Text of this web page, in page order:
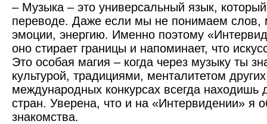
– Музыка – это универсальный язык,
переводе. Даже если мы не понимаем слов,
эмоции, энергию. Именно поэтому
оно стирает границы и напоминает, что
Это особая магия – когда через музыку ты
культурой, традициями, менталитетом
международных конкурсах всегда находишь
стран. Уверена, что и на «Интервидении» я
знакомства.